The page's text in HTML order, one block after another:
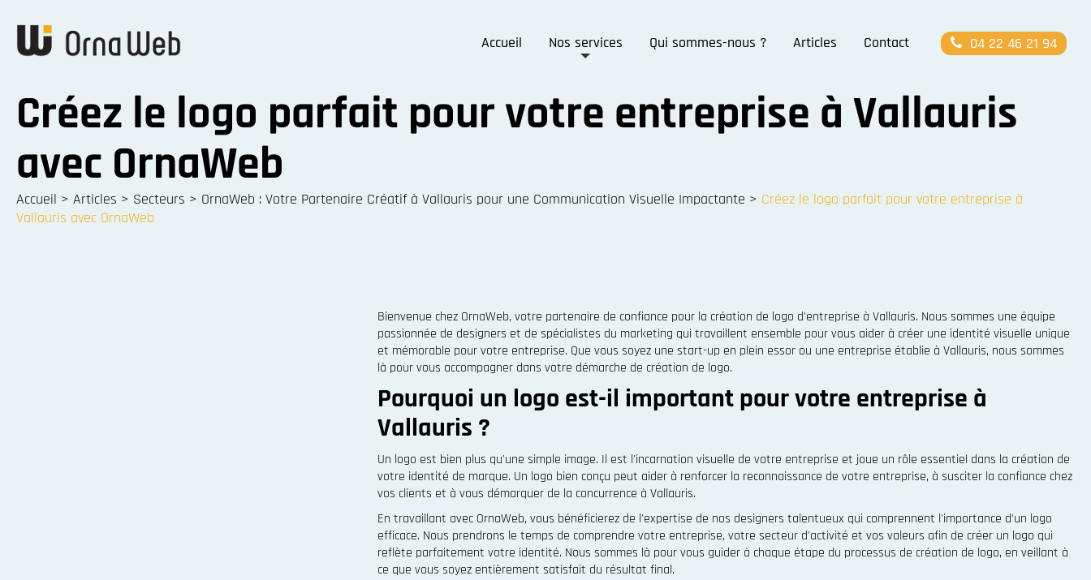
Accueil Nos services Qui sommes-nous ? Articles Contact 04 22 46 21 94
Créez le logo parfait pour votre entreprise à Vallauris
avec OrnaWeb
Accueil > Articles > Secteurs > OrnaWeb : Votre Partenaire Créatif à Vallauris pour une Communication Visuelle Impactante > Créez le logo parfait pour votre entreprise à
Vallauris avec OrnaWeb
Bienvenue chez OrnaWeb, votre partenaire de confiance pour la création de logo d'entreprise à Vallauris. Nous sommes une équipe
passionnée de designers et de spécialistes du marketing qui travaillent ensemble pour vous aider à créer une identité visuelle unique
et mémorable pour votre entreprise. Que vous soyez une start-up en plein essor ou une entreprise établie à Vallauris, nous sommes
là pour vous accompagner dans votre démarche de création de logo.
Pourquoi un logo est-il important pour votre entreprise à
Vallauris ?
Un logo est bien plus qu'une simple image. Il est l'incarnation visuelle de votre entreprise et joue un rôle essentiel dans la création de
votre identité de marque. Un logo bien conçu peut aider à renforcer la reconnaissance de votre entreprise, à susciter la confiance chez
vos clients et à vous démarquer de la concurrence à Vallauris.
En travaillant avec OrnaWeb, vous bénéficierez de l'expertise de nos designers talentueux qui comprennent l'importance d'un logo
efficace. Nous prendrons le temps de comprendre votre entreprise, votre secteur d'activité et vos valeurs afin de créer un logo qui
reflète parfaitement votre identité. Nous sommes là pour vous guider à chaque étape du processus de création de logo, en veillant à
ce que vous soyez entièrement satisfait du résultat final.